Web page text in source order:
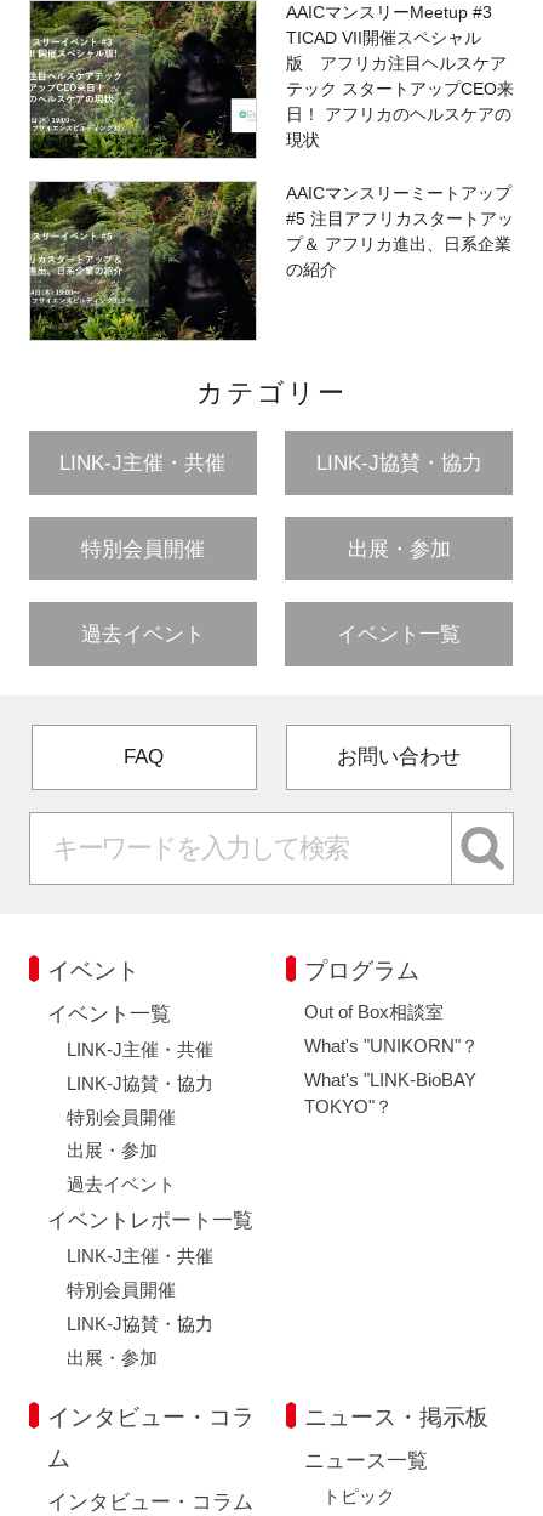
AAICマンスリーMeetup #3
TICAD VII開催スペシャル
版 アフリカ注目ヘルスケア
テック スタートアップCEO来
日！ アフリカのヘルスケアの
現状
AAICマンスリーミートアップ
#5 注目アフリカスタートアッ
プ＆ アフリカ進出、日系企業
の紹介
カテゴリー
LINK-J主催・共催 LINK-J協賛・協力
特別会員開催 出展・参加
過去イベント イベント一覧
FAQ お問い合わせ
イベント
イベント一覧
LINK-J主催・共催
LINK-J協賛・協力
特別会員開催
出展・参加
過去イベント
イベントレポート一覧
LINK-J主催・共催
特別会員開催
LINK-J協賛・協力
出展・参加
プログラム
Out of Box相談室
What's "UNIKORN"？
What's "LINK-BioBAY
TOKYO"？
インタビュー・コラ
ム
インタビュー・コラム
ニュース・掲示板
ニュース一覧
トピック